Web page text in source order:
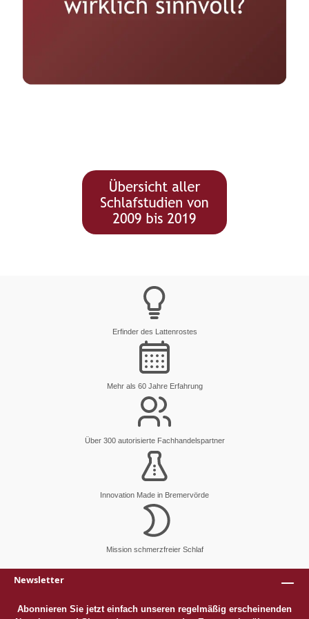
Erfinder des Lattenrostes
Mehr als 60 Jahre Erfahrung
Über 300 autorisierte Fachhandelspartner
Innovation Made in Bremervörde
Mission schmerzfreier Schlaf
Newsletter
Abonnieren Sie jetzt einfach unseren regelmäßig erscheinenden